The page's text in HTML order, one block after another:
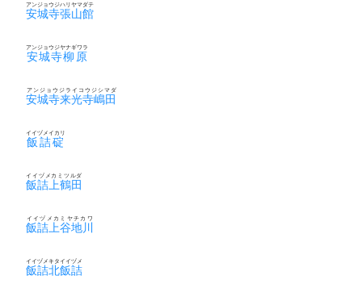
安城寺張山館
アンジョウジハリヤマダテ
安城寺柳原
アンジョウジヤナギワラ
安城寺来光寺嶋田
アンジョウジライコウジシマダ
飯詰碇
イイヅメイカリ
飯詰上鶴田
イイヅメカミツルダ
飯詰上谷地川
イイヅメカミヤチカワ
飯詰北飯詰
イイヅメキタイイヅメ